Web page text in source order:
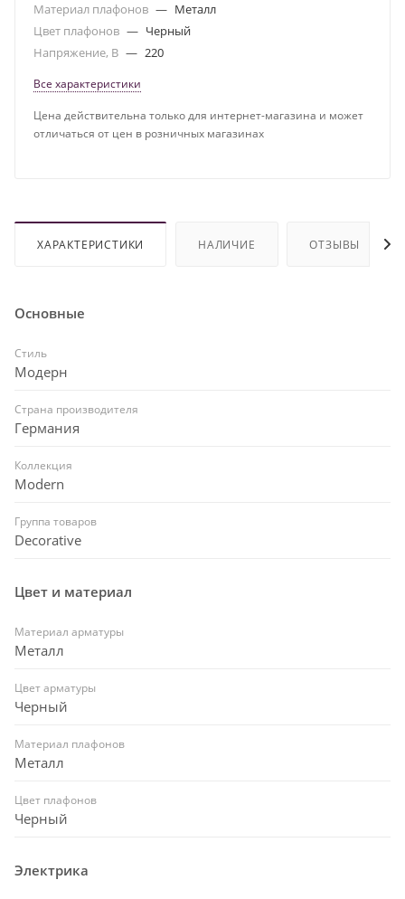
Материал плафонов — Металл
Цвет плафонов — Черный
Напряжение, В — 220
Все характеристики
Цена действительна только для интернет-магазина и может
отличаться от цен в розничных магазинах
ХАРАКТЕРИСТИКИ НАЛИЧИЕ ОТЗЫВЫ
Основные
Стиль
Модерн
Страна производителя
Германия
Коллекция
Modern
Группа товаров
Decorative
Цвет и материал
Материал арматуры
Металл
Цвет арматуры
Черный
Материал плафонов
Металл
Цвет плафонов
Черный
Электрика